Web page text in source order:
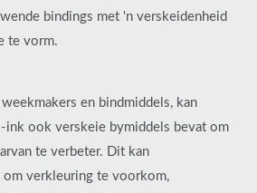
bindings met 'n verskeidenheid
te vorm.
en bindmiddels, kan
ink ook verskeie bymiddels bevat om
te verbeter. Dit kan
verkleuring te voorkom,